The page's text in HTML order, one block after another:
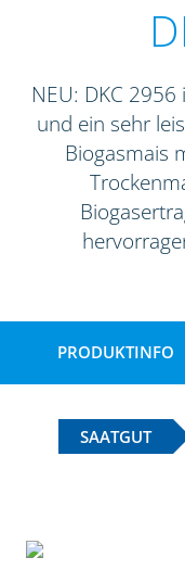
NEU: DKC
und ein sehr
Biogasmais
PRODUKTINFO
SAATGUT